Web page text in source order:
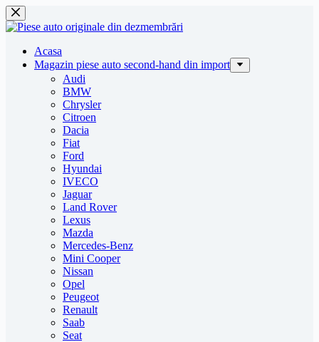
Sari
la
Acasa
Magazin piese auto second-hand din import
Audi
BMW
Chrysler
Citroen
Dacia
Fiat
Ford
Hyundai
IVECO
Jaguar
Land Rover
Lexus
Mazda
Mercedes-Benz
Mini Cooper
Nissan
Opel
Peugeot
Renault
Saab
Seat